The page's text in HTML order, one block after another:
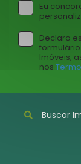
Eu
Declaro
Imóveis,
nos
Buscar